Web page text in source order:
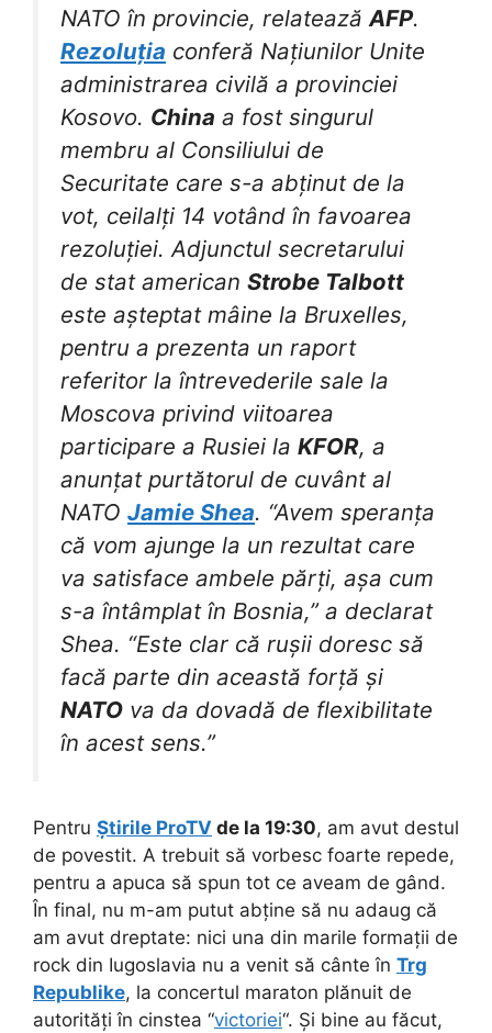
NATO în provincie, relatează AFP.
Rezoluția conferă Națiunilor Unite
administrarea civilă a provinciei
Kosovo. China a fost singurul
membru al Consiliului de
Securitate care s-a abținut de la
vot, ceilalți 14 votând în favoarea
rezoluției. Adjunctul secretarului
de stat american Strobe Talbott
este așteptat mâine la Bruxelles,
pentru a prezenta un raport
referitor la întrevederile sale la
Moscova privind viitoarea
participare a Rusiei la KFOR, a
anunțat purtătorul de cuvânt al
NATO Jamie Shea. “Avem speranța
că vom ajunge la un rezultat care
va satisface ambele părți, așa cum
s-a întâmplat în Bosnia,” a declarat
Shea. “Este clar că rușii doresc să
facă parte din această forță și
NATO va da dovadă de flexibilitate
în acest sens.”
Pentru Știrile ProTV de la 19:30, am avut destul
de povestit. A trebuit să vorbesc foarte repede,
pentru a apuca să spun tot ce aveam de gând.
În final, nu m-am putut abține să nu adaug că
am avut dreptate: nici una din marile formații de
rock din Iugoslavia nu a venit să cânte în Trg
Republike, la concertul maraton plănuit de
autorități în cinstea “victoriei“. Și bine au făcut,